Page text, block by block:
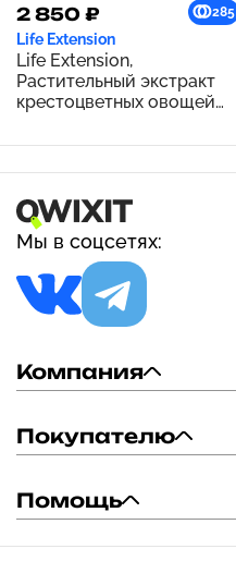
2 850 ₽ 285
Life Extension
Life Extension,
Растительный экстракт
крестоцветных овощей
ресвератролом, 60
Мы в соцсетях:
Компания
Покупателю
Помощь